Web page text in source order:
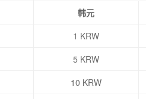
韩元
1 KRW
5 KRW
10 KRW